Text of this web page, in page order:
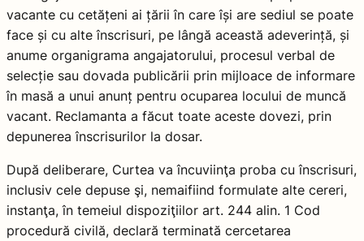
vacante cu cetățeni ai țării în care își are sediul se poate
face și cu alte înscrisuri, pe lângă această adeverință, și
anume organigrama angajatorului, procesul verbal de
selecție sau dovada publicării prin mijloace de informare
în masă a unui anunț pentru ocuparea locului de muncă
vacant. Reclamanta a făcut toate aceste dovezi, prin
depunerea înscrisurilor la dosar.
După deliberare, Curtea va încuviinţa proba cu înscrisuri,
inclusiv cele depuse şi, nemaifiind formulate alte cereri,
instanţa, în temeiul dispoziţiilor art. 244 alin. 1 Cod
procedură civilă, declară terminată cercetarea